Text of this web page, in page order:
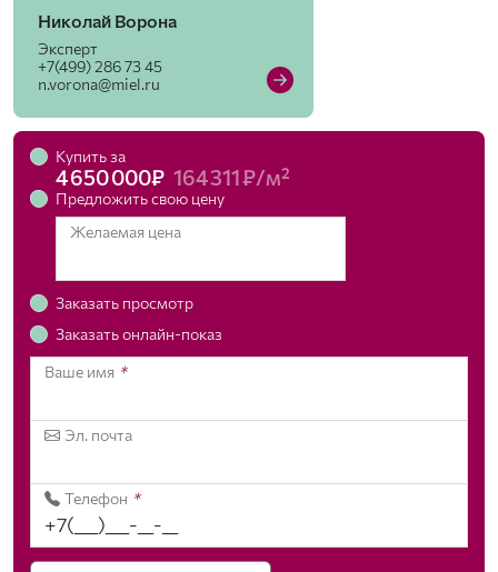
Николай Ворона
Эксперт
+7(499) 286 73 45
n.vorona@miel.ru
Купить за
4 650 000₽ 164 311 ₽/м²
Предложить свою цену
Желаемая цена
Заказать просмотр
Заказать онлайн-показ
Ваше имя *
Эл. почта
Телефон *